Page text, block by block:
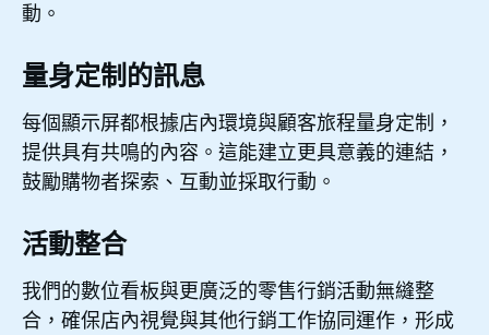
動。
量身定制的訊息
每個顯示屏都根據店內環境與顧客旅程量身定制，
提供具有共鳴的內容。這能建立更具意義的連結，
鼓勵購物者探索、互動並採取行動。
活動整合
我們的數位看板與更廣泛的零售行銷活動無縫整
合，確保店內視覺與其他行銷工作協同運作，形成